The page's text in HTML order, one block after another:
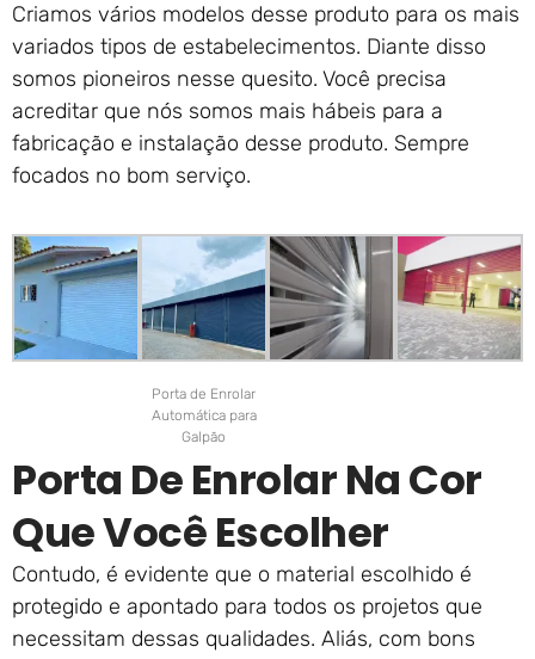
Criamos vários modelos desse produto para os mais
variados tipos de estabelecimentos. Diante disso
somos pioneiros nesse quesito. Você precisa
acreditar que nós somos mais hábeis para a
fabricação e instalação desse produto. Sempre
focados no bom serviço.
Porta de Enrolar
Automática para
Galpão
Porta De Enrolar Na Cor
Que Você Escolher
Contudo, é evidente que o material escolhido é
protegido e apontado para todos os projetos que
necessitam dessas qualidades. Aliás, com bons